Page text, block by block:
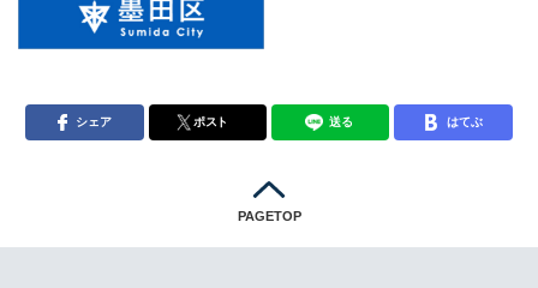
シェア ポスト 送る はてぶ
PAGETOP